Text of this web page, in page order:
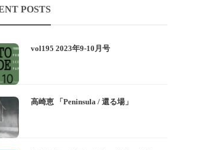
POSTS
vol195 2023年9-10月号
高崎恵 「Peninsula / 還る場」